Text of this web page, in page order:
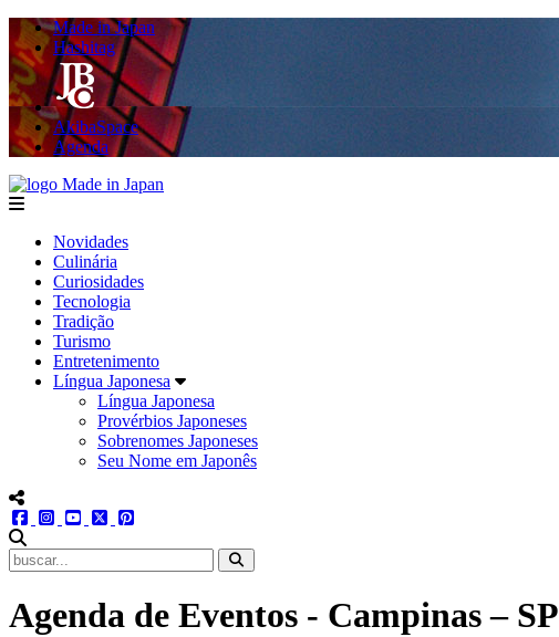
Made in Japan
Hashitag
AkibaSpace
Agenda
menu
Novidades
Culinária
Curiosidades
Tecnologia
Tradição
Turismo
Entretenimento
Língua Japonesa
Língua Japonesa
Provérbios Japoneses
Sobrenomes Japoneses
Seu Nome em Japonês
menu redes social
facebookinstagram
youtube
twitter
Agenda de Eventos - Campinas – SP